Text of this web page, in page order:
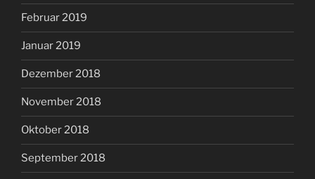
Februar 2019
Januar 2019
Dezember 2018
November 2018
Oktober 2018
September 2018